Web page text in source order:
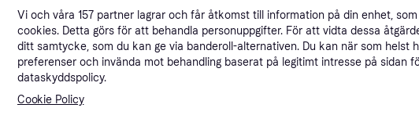
Specifikationer
Vi och våra 157 partner lagrar och får åtkomst till information på din enhet,
cookies. Detta görs för att behandla personuppgifter. För att vidta dessa
ditt samtycke, som du kan ge via banderoll-alternativen. Du kan när som helst
preferenser och invända mot behandling baserat på legitimt intresse på sidan
dataskyddspolicy.
Cookie Policy